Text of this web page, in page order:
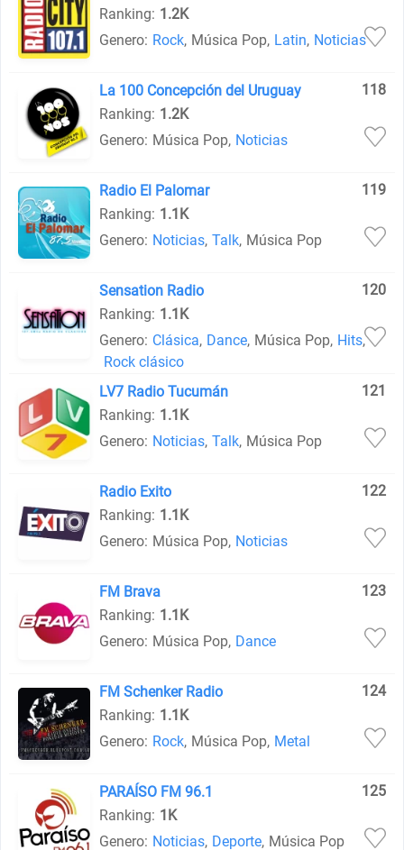
Ranking: 1.2K
Genero: Rock, Música Pop, Latin, Noticias
La 100 Concepción del Uruguay
118
Ranking: 1.2K
Genero: Música Pop, Noticias
Radio El Palomar
119
Ranking: 1.1K
Genero: Noticias, Talk, Música Pop
Sensation Radio
120
Ranking: 1.1K
Genero: Clásica, Dance, Música Pop, Hits,
Rock clásico
LV7 Radio Tucumán
121
Ranking: 1.1K
Genero: Noticias, Talk, Música Pop
Radio Exito
122
Ranking: 1.1K
Genero: Música Pop, Noticias
FM Brava
123
Ranking: 1.1K
Genero: Música Pop, Dance
FM Schenker Radio
124
Ranking: 1.1K
Genero: Rock, Música Pop, Metal
PARAÍSO FM 96.1
125
Ranking: 1K
Genero: Noticias, Deporte, Música Pop